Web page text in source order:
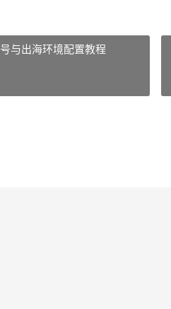
与出海环境配置教程